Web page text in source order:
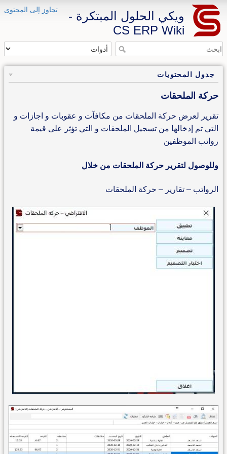
تجاوز إلى المحتوى
ويكي الحلول المبتكرة -
CS ERP Wiki
جدول المحتويات
حركة الملحقات
تقرير لعرض حركة الملحقات من مكافآت و عقوبات و اجازات و
التي تم إدخالها من تسجيل الملحقات و التي تؤثر على قيمة
رواتب الموظفين
وللوصول لتقرير حركة الملحقات من خلال
الرواتب – تقارير – حركة الملحقات